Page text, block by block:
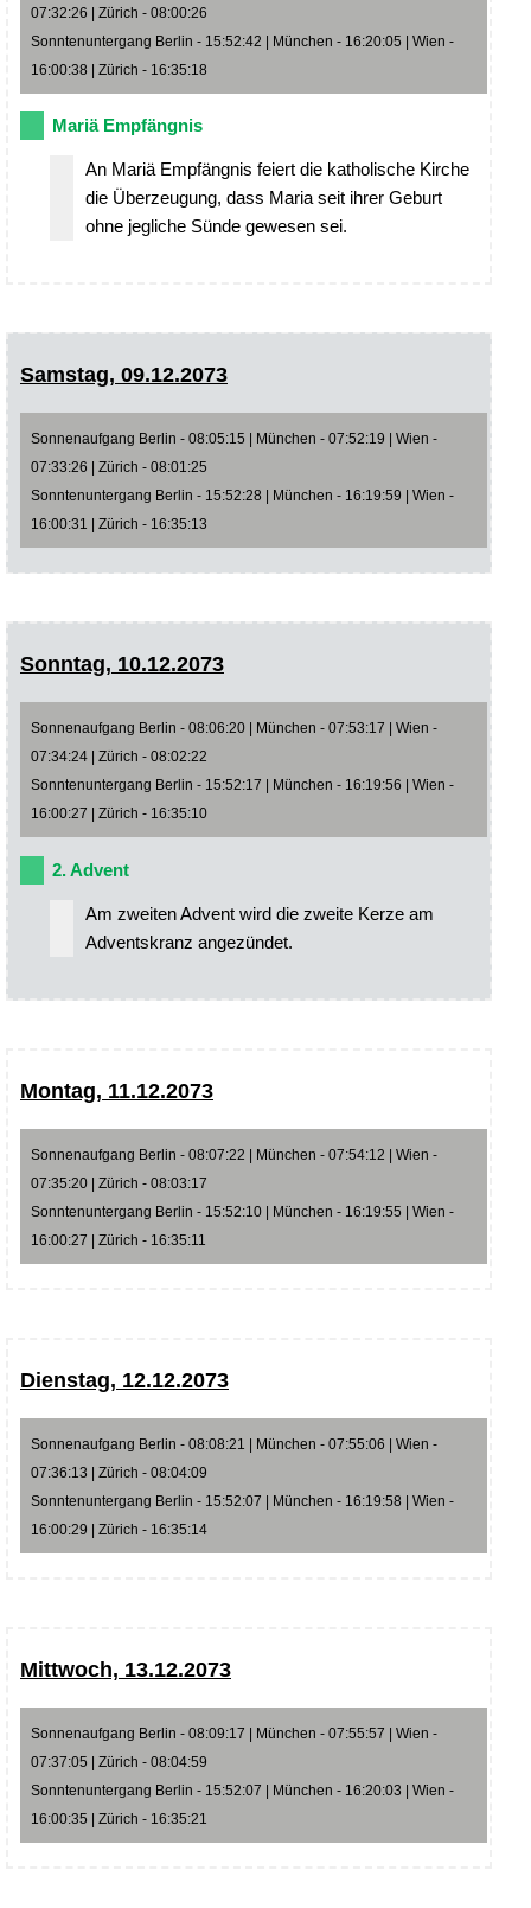
07:32:26 | Zürich - 08:00:26
Sonntenuntergang Berlin - 15:52:42 | München - 16:20:05 | Wien -
16:00:38 | Zürich - 16:35:18
Mariä Empfängnis
An Mariä Empfängnis feiert die katholische Kirche
die Überzeugung, dass Maria seit ihrer Geburt
ohne jegliche Sünde gewesen sei.
Samstag, 09.12.2073
Sonnenaufgang Berlin - 08:05:15 | München - 07:52:19 | Wien -
07:33:26 | Zürich - 08:01:25
Sonntenuntergang Berlin - 15:52:28 | München - 16:19:59 | Wien -
16:00:31 | Zürich - 16:35:13
Sonntag, 10.12.2073
Sonnenaufgang Berlin - 08:06:20 | München - 07:53:17 | Wien -
07:34:24 | Zürich - 08:02:22
Sonntenuntergang Berlin - 15:52:17 | München - 16:19:56 | Wien -
16:00:27 | Zürich - 16:35:10
2. Advent
Am zweiten Advent wird die zweite Kerze am
Adventskranz angezündet.
Montag, 11.12.2073
Sonnenaufgang Berlin - 08:07:22 | München - 07:54:12 | Wien -
07:35:20 | Zürich - 08:03:17
Sonntenuntergang Berlin - 15:52:10 | München - 16:19:55 | Wien -
16:00:27 | Zürich - 16:35:11
Dienstag, 12.12.2073
Sonnenaufgang Berlin - 08:08:21 | München - 07:55:06 | Wien -
07:36:13 | Zürich - 08:04:09
Sonntenuntergang Berlin - 15:52:07 | München - 16:19:58 | Wien -
16:00:29 | Zürich - 16:35:14
Mittwoch, 13.12.2073
Sonnenaufgang Berlin - 08:09:17 | München - 07:55:57 | Wien -
07:37:05 | Zürich - 08:04:59
Sonntenuntergang Berlin - 15:52:07 | München - 16:20:03 | Wien -
16:00:35 | Zürich - 16:35:21